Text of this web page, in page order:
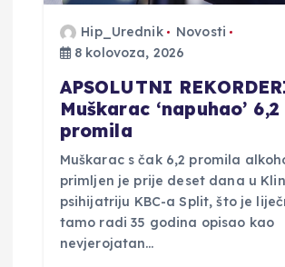
Hip_Urednik
Novosti
8 kolovoza, 2026
APSOLUTNI
Muškarac ‘napuhao’ 6,2
promila
Muškarac s čak 6,2 promila
primljen je prije deset dana u
psihijatriju KBC-a Split, što je
tamo radi 35 godina opisao kao
nevjerojatan…